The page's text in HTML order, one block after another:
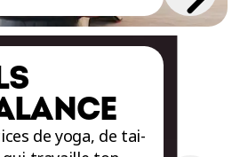
de yoga, de tai-